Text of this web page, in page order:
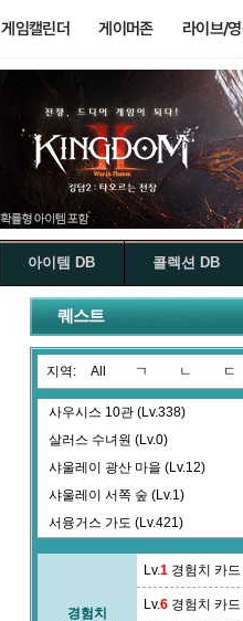
게임캘린더 게이머존 라이브/
아이템 DB 콜렉션 DB
퀘스트
지역: All ㄱ ㄴ ㄷ
사우시스 10관 (Lv.338)
살러스 수녀원 (Lv.0)
샤울레이 광산 마을 (Lv.12)
샤울레이 서쪽 숲 (Lv.1)
서융거스 가도 (Lv.421)
셉티니 골 (Lv.55)
수로교 지역 (Lv.89)
수정광산 2광구 2층 (Lv.106)
경험치
Lv.1 경험치 카드
Lv.6 경험치 카드